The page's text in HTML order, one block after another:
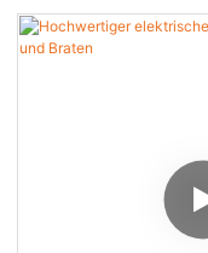
Grillplatte, 1800 W